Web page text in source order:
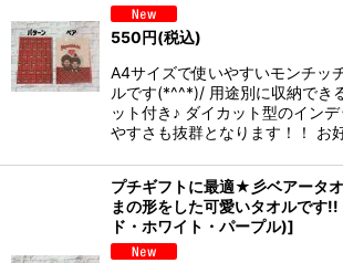
550円(税込)
A4サイズで使いやすいモンチッ
ルです(*^^*)/ 用途別に収納でき
ット付き♪ ダイカット型のイン
やすさも抜群となります！！ お
プチギフトに最適★彡ベアータ
まの形をした可愛いタオルです!!
ド・ホワイト・パープル)]